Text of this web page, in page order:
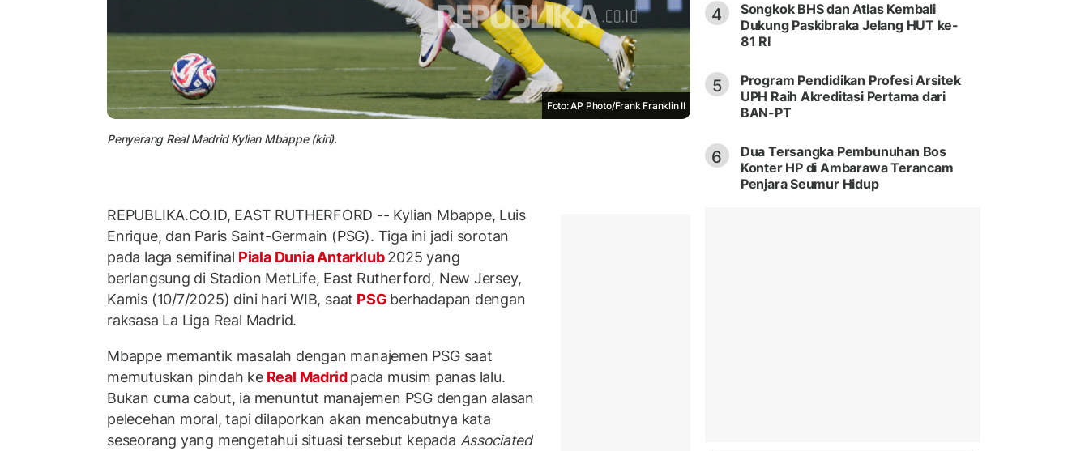
Foto: AP Photo/Frank Franklin II
Penyerang Real Madrid Kylian Mbappe (kiri).
REPUBLIKA.CO.ID, EAST RUTHERFORD -- Kylian Mbappe, Luis
Enrique, dan Paris Saint-Germain (PSG). Tiga ini jadi sorotan
pada laga semifinal Piala Dunia Antarklub2025 yang
berlangsung di Stadion MetLife, East Rutherford, New Jersey,
Kamis (10/7/2025) dini hari WIB, saat PSG berhadapan dengan
raksasa La Liga Real Madrid.
Mbappe memantik masalah dengan manajemen PSG saat
memutuskan pindah keReal Madridpada musim panas lalu.
Bukan cuma cabut, ia menuntut manajemen PSG dengan alasan
pelecehan moral, tapi dilaporkan akan mencabutnya kata
seseorang yang mengetahui situasi tersebut kepada Associated
4
Songkok BHS dan Atlas Kembali
Dukung Paskibraka Jelang HUT ke-
81 RI
5
Program Pendidikan Profesi Arsitek
UPH Raih Akreditasi Pertama dari
BAN-PT
6
Dua Tersangka Pembunuhan Bos
Konter HP di Ambarawa Terancam
Penjara Seumur Hidup